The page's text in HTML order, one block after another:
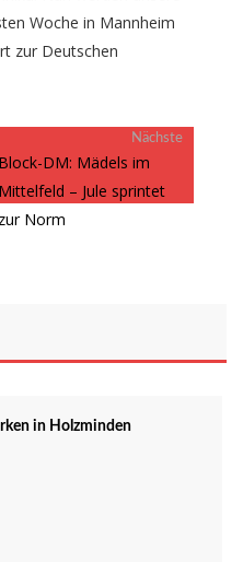
Woche in Mannheim
zur Deutschen
NächsteNächster
Block-DM: Mädels im
Mittelfeld – Jule sprintet
zur Norm
in Holzminden